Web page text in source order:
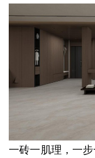
一砖一肌理，一